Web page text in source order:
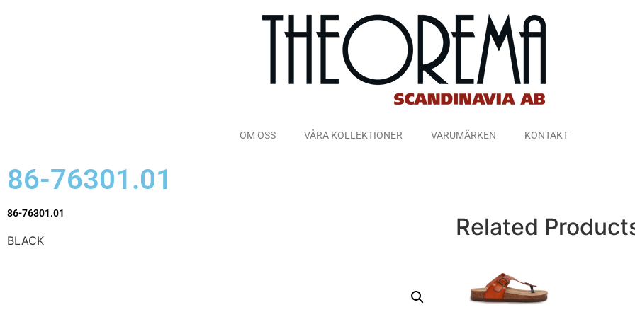
OM OSS VÅRA KOLLEKTIONER VARUMÄRKEN KONTAKT
86-76301.01
86-76301.01
BLACK Related